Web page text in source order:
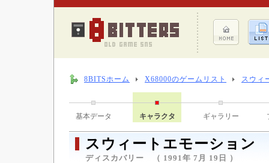
8BITSホーム X68000のゲームリスト スウィ
基本データ キャラクタ ギャラリー
スウィートエモーション
ディスカバリー （ 1991年 7月 19日 ）